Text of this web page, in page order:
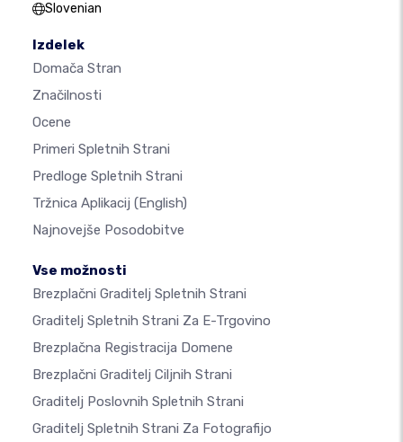
Slovenian
Izdelek
Domača Stran
Značilnosti
Ocene
Primeri Spletnih Strani
Predloge Spletnih Strani
Tržnica Aplikacij (English)
Najnovejše Posodobitve
Vse možnosti
Brezplačni Graditelj Spletnih Strani
Graditelj Spletnih Strani Za E-Trgovino
Brezplačna Registracija Domene
Brezplačni Graditelj Ciljnih Strani
Graditelj Poslovnih Spletnih Strani
Graditelj Spletnih Strani Za Fotografijo